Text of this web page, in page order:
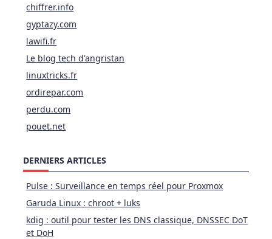
chiffrer.info
gyptazy.com
lawifi.fr
Le blog tech d'angristan
linuxtricks.fr
ordirepar.com
perdu.com
pouet.net
DERNIERS ARTICLES
Pulse : Surveillance en temps réel pour Proxmox
Garuda Linux : chroot + luks
kdig : outil pour tester les DNS classique, DNSSEC DoT
et DoH